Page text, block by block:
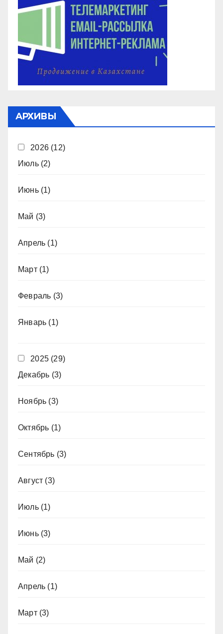
АРХИВЫ
2026 (12)
Июль(2)
Июнь(1)
Май (3)
Апрель (1)
Март(1)
Февраль (3)
Январь (1)
2025 (29)
Декабрь (3)
Ноябрь (3)
Октябрь (1)
Сентябрь (3)
Август (3)
Июль(1)
Июнь(3)
Май (2)
Апрель (1)
Март(3)